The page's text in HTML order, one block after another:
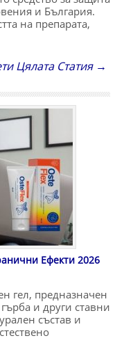
и България.
на препарата,
Цялата Статия →
Ефекти 2026
гел, предназначен
и други ставни
състав и